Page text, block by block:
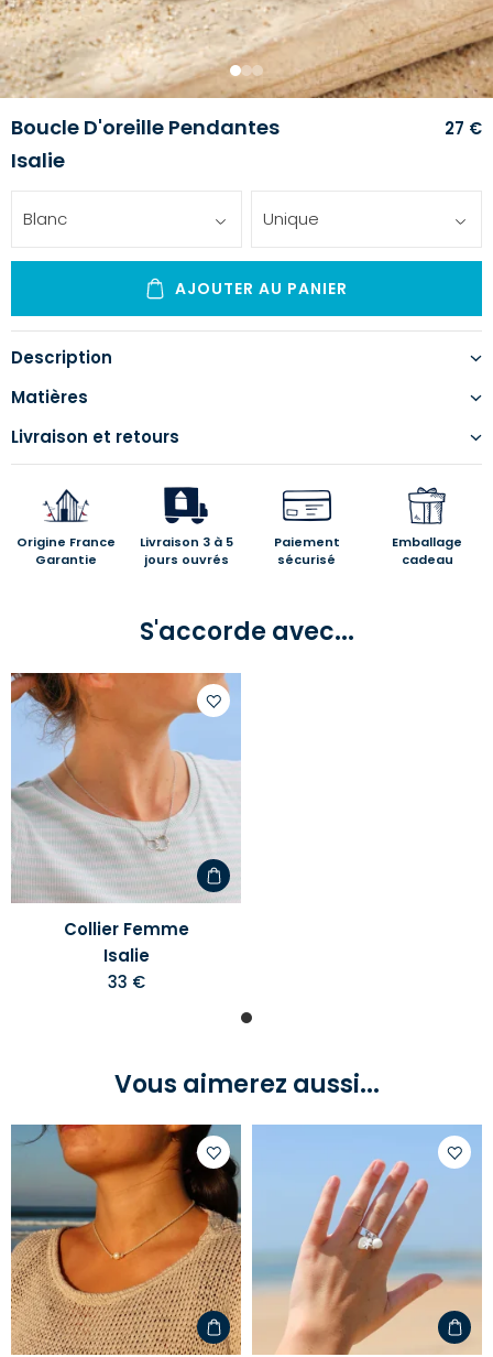
1 23
Boucle D'oreille Pendantes
Isalie
27 €
Blanc Unique
AJOUTER AU PANIER
Description
Matières
Livraison et retours
Origine France
Garantie
Livraison 3 à 5
jours ouvrés
Paiement
sécurisé
Emballage
cadeau
S'accorde avec...
à
votre
liste
d'envies
Collier Femme
Isalie
33 €
Vous aimerez aussi...
Ajouter
à
votre
liste
d'envies